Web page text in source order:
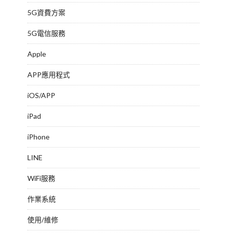
5G資費方案
5G電信服務
Apple
APP應用程式
iOS/APP
iPad
iPhone
LINE
WiFi服務
作業系統
使用/維修